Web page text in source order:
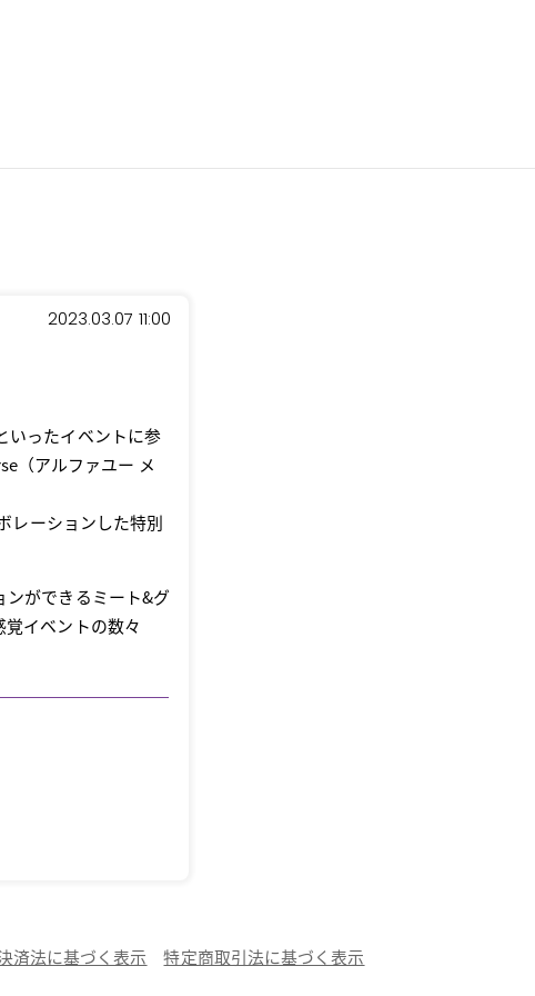
2023.03.07 11:00
いったイベントに参
（アルファユー メ
レーションした特別
ンができるミート&グ
イベントの数々
済法に基づく表示 特定商取引法に基づく表示